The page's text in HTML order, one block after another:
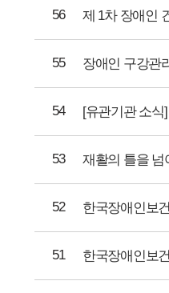
56
55
54 [유관기관 소식
53
52
51 한국장애인보